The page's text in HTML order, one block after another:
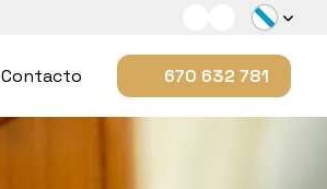
Contacto 670 632 781